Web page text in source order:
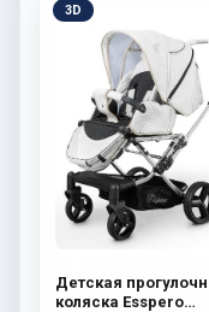
3D
Детская
коляска Esspero